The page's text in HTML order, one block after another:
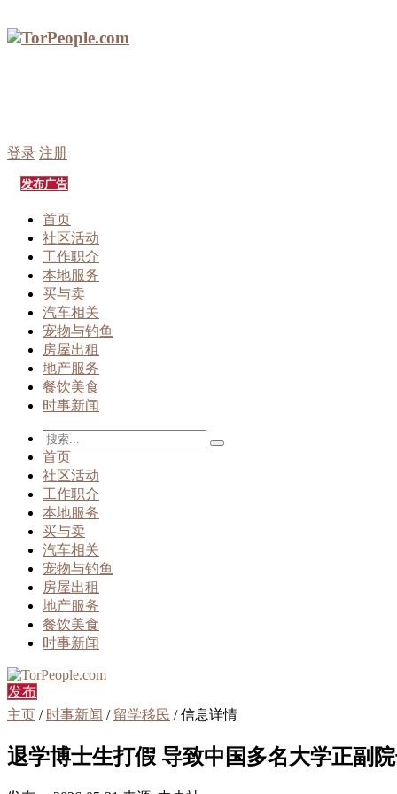
登录 注册
发布广告
首页
社区活动
工作职介
本地服务
买与卖
汽车相关
宠物与钓鱼
房屋出租
地产服务
餐饮美食
时事新闻
首页
社区活动
工作职介
本地服务
买与卖
汽车相关
宠物与钓鱼
房屋出租
地产服务
餐饮美食
时事新闻
发布
主页 / 时事新闻 / 留学移民 / 信息详情
退学博士生打假 导致中国多名大学正副